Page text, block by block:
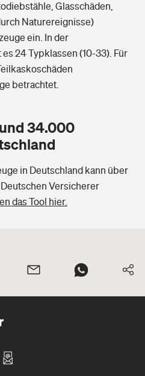
Glasschäden,
Naturereignisse)
ein. In der
24 Typklassen (10-33). Für
betrachtet.
34.000
in Deutschland kann über
Versicherer
das Tool hier.